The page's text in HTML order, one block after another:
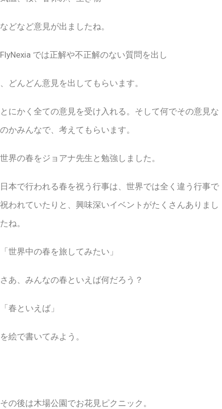
などなど意見が出ましたね。
FlyNexia では正解や不正解のない質問を出し
、どんどん意見を出してもらいます。
とにかく全ての意見を受け入れる。そして何でその意見な
のかみんなで、考えてもらいます。
世界の春をジョアナ先生と勉強しました。
日本で行われる春を祝う行事は、世界では全く違う行事で
祝われていたりと、興味深いイベントがたくさんありまし
たね。
「世界中の春を旅してみたい」
さあ、みんなの春といえば何だろう？
「春といえば」
を絵で書いてみよう。
その後は木場公園でお花見ピクニック。